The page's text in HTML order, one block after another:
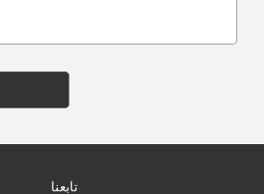
تابعنا